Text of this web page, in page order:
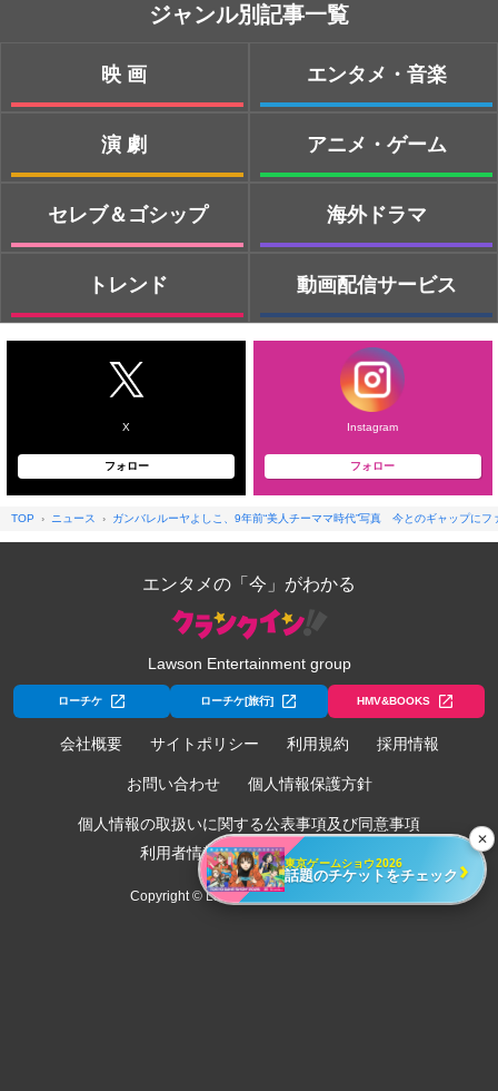
ジャンル別記事一覧
映画
演劇
セレブ＆ゴシップ
トレンド
エンタメ・音楽
アニメ・ゲーム
海外ドラマ
動画配信サービス
X
フォロー
Instagram
フォロー
TOP ニュース ガンバレルーヤよしこ、9年前“美人チーママ時代”写真 今とのギャップにフ
エンタメの「今」がわかる
Lawson Entertainment group
ローチケ ローチケ[旅行] HMV&BOOKS
会社概要 サイトポリシー 利用規約 採用情報
お問い合わせ 個人情報保護方針
個人情報の取扱いに関する公表事項及び同意事項
利用者情報の外部送信について
Copyright © Lawson Entertainment, Inc.
✕
東京ゲームショウ2026
話題のチケットをチェック ›